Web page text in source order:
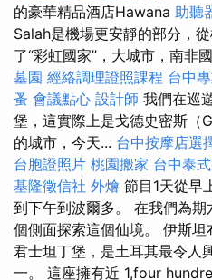
的豪華精品酒店Hawana 助聽
Salah是機場更安靜的部分，
了“彩虹國家”，大城市，南非
墓園 經絡調理證照課程 台中
蚤 會議點心 設計師 我們在巡
堡，這實際上是戈德史密斯（
的城市，今天... 台中按摩店選
台胞證照片 桃園搬家 台中泰
基隆徵信社 外燴 節目1天從早
到下午到波爾多。 在我們為
個側面探索這個仙境。 伊斯
君士坦丁堡，是土耳其最令人
一。 這座擁有近 1,four